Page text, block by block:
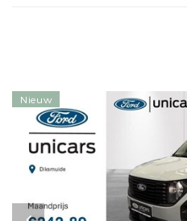
Nieuw